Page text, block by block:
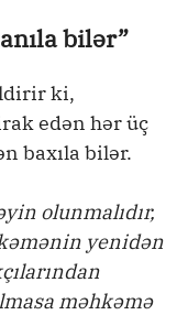
bilər”
ki,
edən hər üç
baxıla bilər.
olunmalıdır,
yenidən
məhkəmə